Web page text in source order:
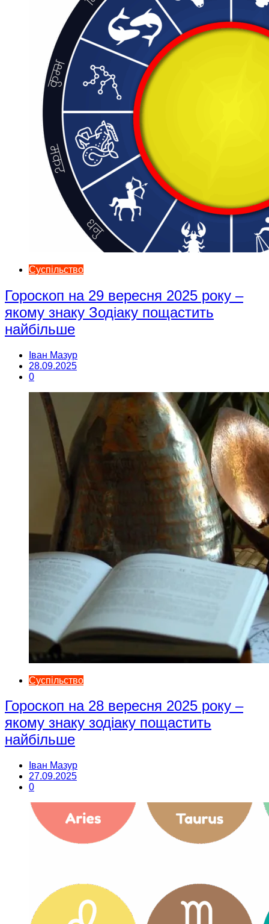
Суспільство
Гороскоп на 29 вересня 2025 року –
якому знаку Зодіаку пощастить
найбільше
Іван Мазур
28.09.2025
0
Суспільство
Гороскоп на 28 вересня 2025 року –
якому знаку зодіаку пощастить
найбільше
Іван Мазур
27.09.2025
0